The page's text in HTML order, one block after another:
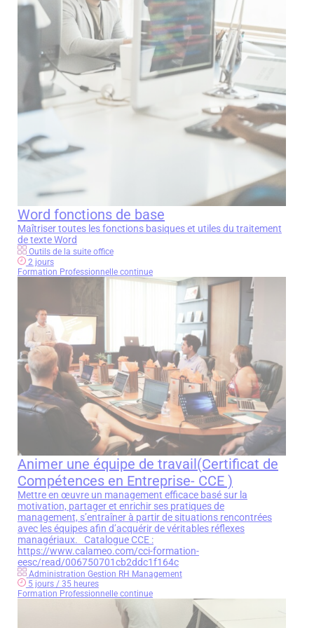
Word fonctions de base
Maîtriser toutes les fonctions basiques et utiles du traitement
de texte Word
Outils de la suite office
2 jours
Formation Professionnelle continue
Animer une équipe de travail(Certificat de
Compétences en Entreprise- CCE )
Mettre en œuvre un management efficace basé sur la
motivation, partager et enrichir ses pratiques de
management, s’entraîner à partir de situations rencontrées
avec les équipes afin d’acquérir de véritables réflexes
managériaux. Catalogue CCE :
https://www.calameo.com/cci-formation-
eesc/read/006750701cb2ddc1f164c
Administration Gestion RH Management
5 jours / 35 heures
Formation Professionnelle continue
pouvez exercer votre droit d'accès aux données vous
concernant et les faire rectifier en contactant
dpo@eesc.fr
Télécharger la fiche en PDF
J’accepte lapolitique de confidentialité
mentions
légales
Envoyer mon message